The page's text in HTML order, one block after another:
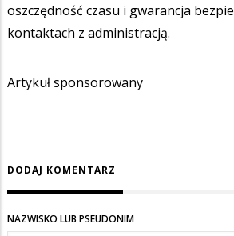
oszczędność czasu i gwarancja
kontaktach z administracją.
Artykuł sponsorowany
DODAJ KOMENTARZ
NAZWISKO LUB PSEUDONIM